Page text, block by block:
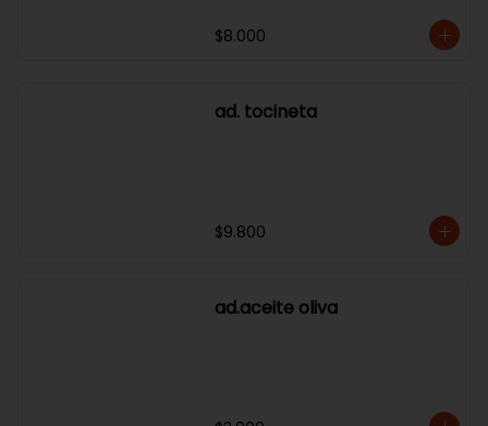
$8.000
ad. tocineta
$9.800
ad.aceite oliva